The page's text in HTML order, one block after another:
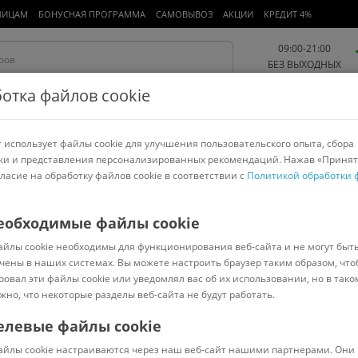
БОНУСНАЯ ПРОГРАММА САМОВЫВОЗ АКЦИИ КРЕДИТ 4%
09:00-21:00
БЕЗ ВЫХОДНЫХ
Работа и офис Авто и мото Детям и мамам Красота и
спорт
Сортировать: Популярные
В наличии
файлов cookie
файлы cookie для улучшения пользовательского опыта, сбора
и представления персонализированных рекомендаций. Нажав
на обработку файлов cookie в соответствии с Политикой обработки
файлы cookie
cookie необходимы для функционирования веб-сайта и не могут
в наших системах. Вы можете настроить браузер таким образом,
эти файлы cookie или уведомлял вас об их использовании, но в
что некоторые разделы веб-сайта не будут работать.
файлы cookie
cookie настраиваются через наш веб-сайт нашими партнерами. Они